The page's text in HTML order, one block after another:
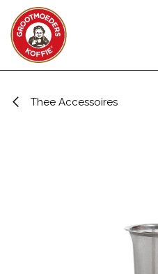
Overslaan naar inhoud
Thee Accessoires